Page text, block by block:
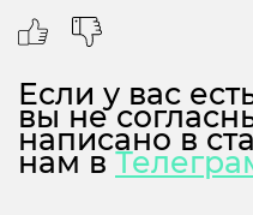
Если у вас
вы не
написано в
нам в